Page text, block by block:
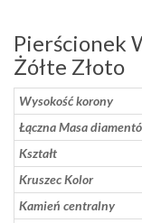
Pierścionek
Żółte Złoto
Wysokość korony
Łączna Masa
Kształt
Kruszec Kolor
Kamień centralny